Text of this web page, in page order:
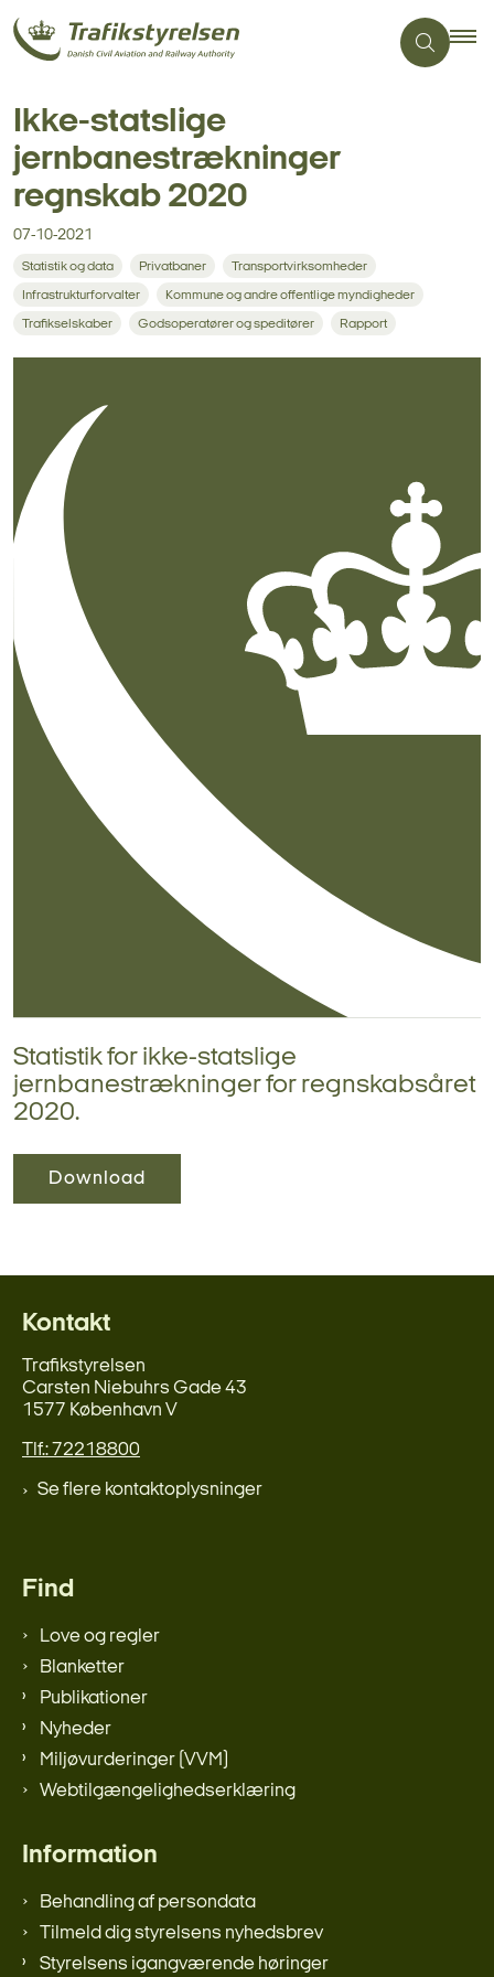
Ikke-statslige
jernbanestrækninger
regnskab 2020
07-10-2021
Statistik og data Privatbaner Transportvirksomheder
Infrastrukturforvalter Kommune og andre offentlige myndigheder
Trafikselskaber Godsoperatører og speditører Rapport
Statistik for ikke-statslige
jernbanestrækninger for regnskabsåret
2020.
Download
Kontakt
Trafikstyrelsen
Carsten Niebuhrs Gade 43
1577 København V
Tlf.: 72218800
Se flere kontaktoplysninger
Find
Love og regler
Blanketter
Publikationer
Nyheder
Miljøvurderinger (VVM)
Webtilgængelighedserklæring
Information
Behandling af persondata
Tilmeld dig styrelsens nyhedsbrev
Styrelsens igangværende høringer